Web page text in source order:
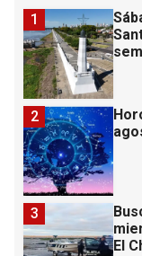
1
2
El
3